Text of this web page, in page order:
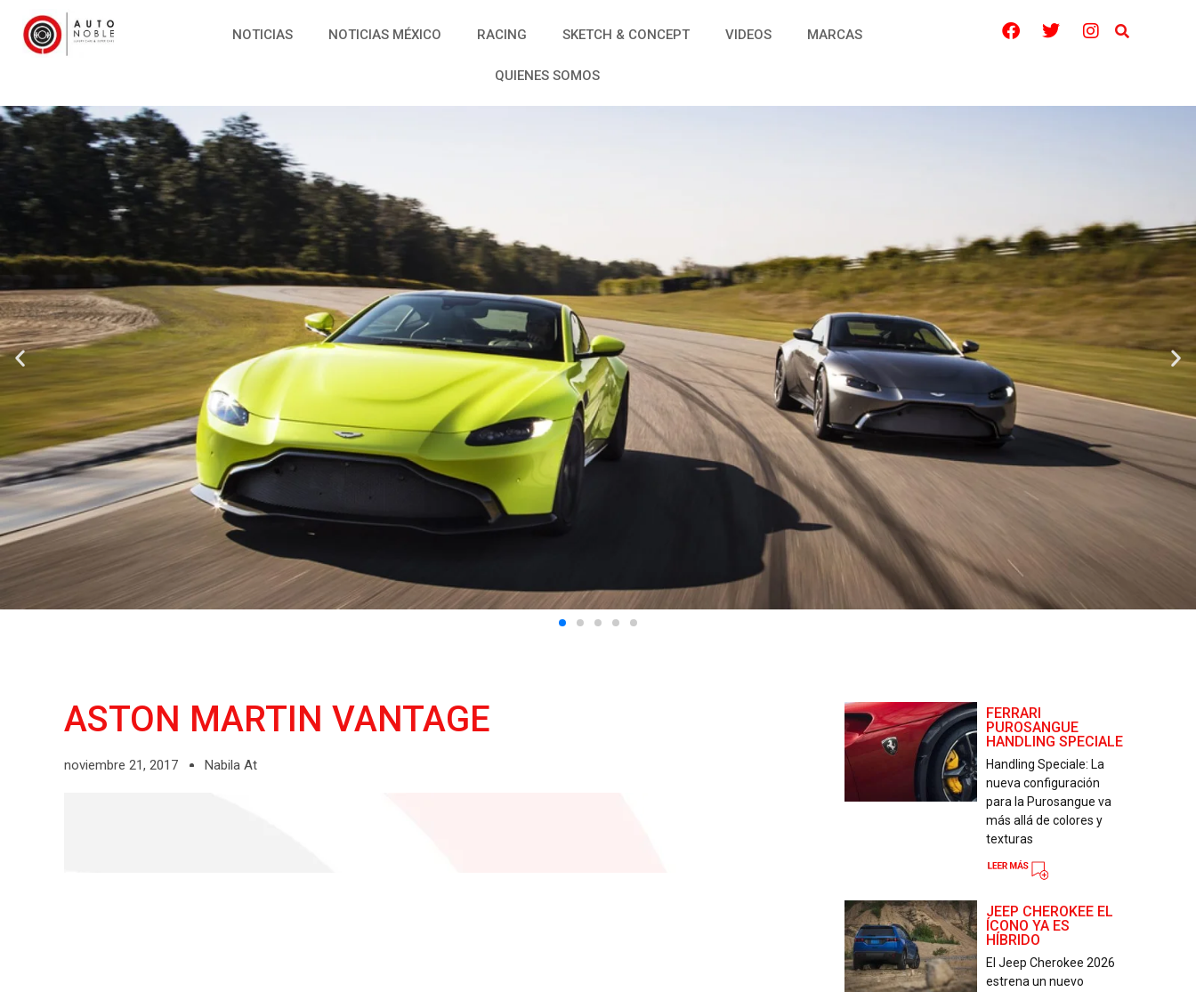
NOTICIAS NOTICIAS MÉXICO RACING SKETCH & CONCEPT VIDEOS MARCAS
QUIENES SOMOS
ASTON MARTIN VANTAGE
noviembre 21, 2017 Nabila At
FERRARI
PUROSANGUE
HANDLING SPECIALE
Handling Speciale: La
nueva configuración
para la Purosangue va
más allá de colores y
texturas
JEEP CHEROKEE EL
ÍCONO YA ES
HÍBRIDO
El Jeep Cherokee 2026
estrena un nuevo